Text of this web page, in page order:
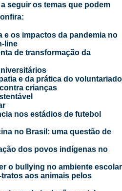
seguir os temas que podem
e os impactos da pandemia no
line
de transformação da
e da prática do voluntariado
crianças
nos estádios de futebol
no Brasil: uma questão de
dos povos indígenas no
o bullying no ambiente escolar
aos animais pelos